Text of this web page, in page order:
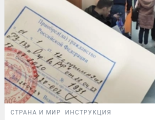
СТРАНА И МИР ИНСТРУКЦИЯ